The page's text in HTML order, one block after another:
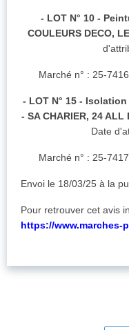
- LOT N° 10 -
COULEURS DECO,
Marché n° : 25-
- LOT N° 15 -
- SA CHARIER, 24 ALL
Date
Marché n° : 25-
Envoi le 18/03/25 à la
Pour retrouver cet avis
https://www.marches-